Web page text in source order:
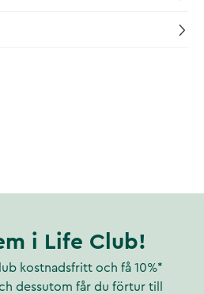
i Life Club!
kostnadsfritt och få 10%*
dessutom får du förtur till